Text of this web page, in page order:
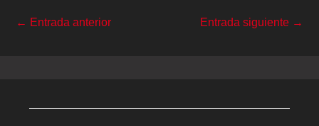
← Entrada anterior Entrada siguiente →